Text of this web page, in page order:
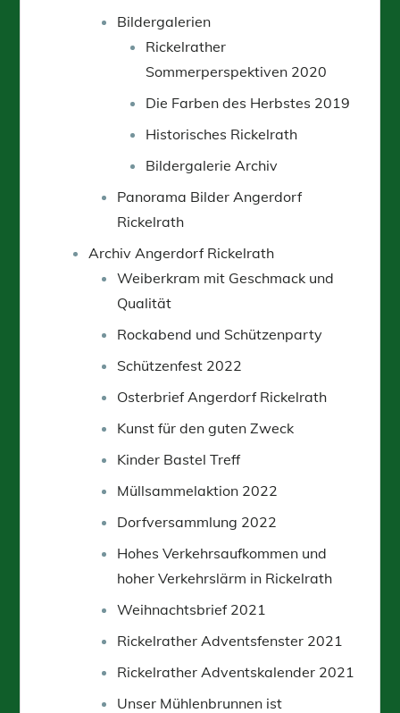
Bildergalerien
Rickelrather
Sommerperspektiven 2020
Die Farben des Herbstes 2019
Historisches Rickelrath
Bildergalerie Archiv
Panorama Bilder Angerdorf
Rickelrath
Archiv Angerdorf Rickelrath
Weiberkram mit Geschmack und
Qualität
Rockabend und Schützenparty
Schützenfest 2022
Osterbrief Angerdorf Rickelrath
Kunst für den guten Zweck
Kinder Bastel Treff
Müllsammelaktion 2022
Dorfversammlung 2022
Hohes Verkehrsaufkommen und
hoher Verkehrslärm in Rickelrath
Weihnachtsbrief 2021
Rickelrather Adventsfenster 2021
Rickelrather Adventskalender 2021
Unser Mühlenbrunnen ist